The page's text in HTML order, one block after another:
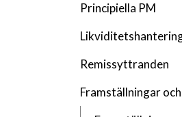
Principiella PM
Remissyttranden
Framställningar